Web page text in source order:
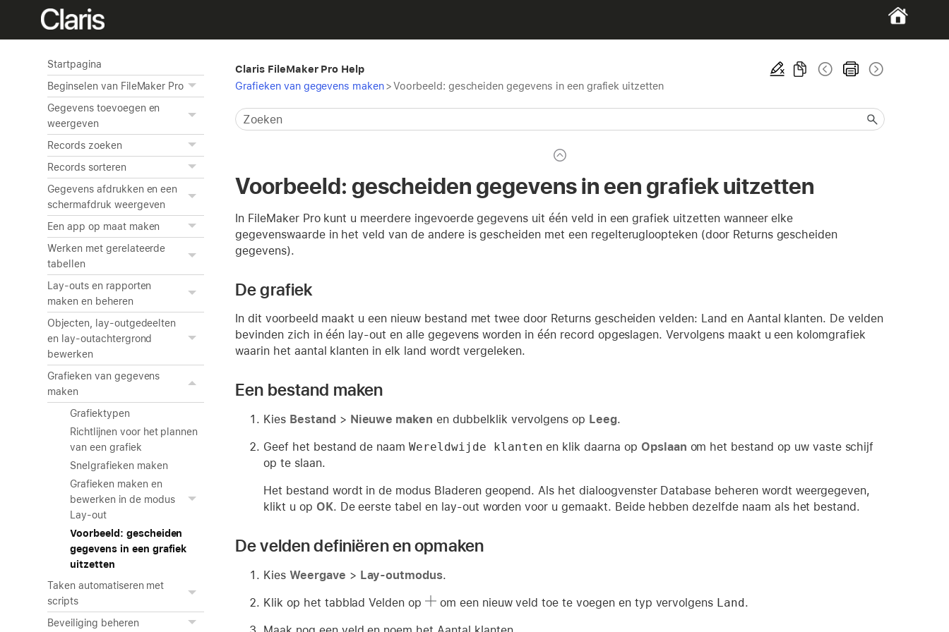
Startpagina
Beginselen van FileMaker Pro
Gegevens toevoegen en
weergeven
Records zoeken
Records sorteren
Gegevens afdrukken en een
schermafdruk weergeven
Een app op maat maken
Werken met gerelateerde
tabellen
Lay-outs en rapporten
maken en beheren
Objecten, lay-outgedeelten
en lay-outachtergrond
bewerken
Grafieken van gegevens
maken
Grafiektypen
Richtlijnen voor het plannen
van een grafiek
Snelgrafieken maken
Grafieken maken en
bewerken in de modus
Lay-out
Voorbeeld: gescheiden
gegevens in een grafiek
uitzetten
Taken automatiseren met
scripts
Beveiliging beheren
Claris FileMaker Pro Help
Grafieken van gegevens maken>Voorbeeld: gescheiden gegevens in een grafiek uitzetten
Voorbeeld: gescheiden gegevens in een grafiek uitzetten
In FileMaker Pro kunt u meerdere ingevoerde gegevens uit één veld in een grafiek uitzetten wanneer elke
gegevenswaarde in het veld van de andere is gescheiden met een regelterugloopteken (door Returns gescheiden
gegevens).
De grafiek
In dit voorbeeld maakt u een nieuw bestand met twee door Returns gescheiden velden: Land en Aantal klanten. De velden
bevinden zich in één lay-out en alle gegevens worden in één record opgeslagen. Vervolgens maakt u een kolomgrafiek
waarin het aantal klanten in elk land wordt vergeleken.
Een bestand maken
Kies Bestand> Nieuwe maken en dubbelklik vervolgens op Leeg.
Geef het bestand de naamWereldwijde klanten en klik daarna op Opslaan om het bestand op uw vaste schijf
op te slaan.
Het bestand wordt in de modus Bladeren geopend. Als het dialoogvenster Database beheren wordt weergegeven,
klikt u op OK. De eerste tabel en lay-out worden voor u gemaakt. Beide hebben dezelfde naam als het bestand.
De velden definiëren en opmaken
Kies Weergave > Lay-outmodus.
Klik op het tabblad Velden op om een nieuw veld toe te voegen en typ vervolgens Land.